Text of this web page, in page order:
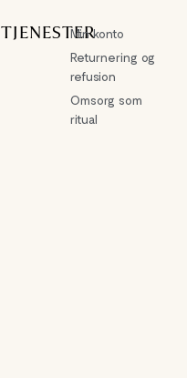
TJENESTERMin konto
Returnering og
refusion
Omsorg som
ritual